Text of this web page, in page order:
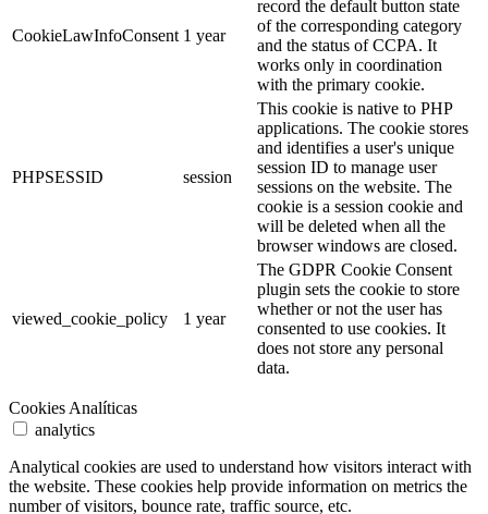
CookieLawInfoConsent 1 year
record the default button state
of the corresponding category
and the status of CCPA. It
works only in coordination
with the primary cookie.
PHPSESSID session
This cookie is native to PHP
applications. The cookie stores
and identifies a user's unique
session ID to manage user
sessions on the website. The
cookie is a session cookie and
will be deleted when all the
browser windows are closed.
viewed_cookie_policy 1 year
The GDPR Cookie Consent
plugin sets the cookie to store
whether or not the user has
consented to use cookies. It
does not store any personal
data.
Cookies Analíticas
analytics
Analytical cookies are used to understand how visitors interact with
the website. These cookies help provide information on metrics the
number of visitors, bounce rate, traffic source, etc.